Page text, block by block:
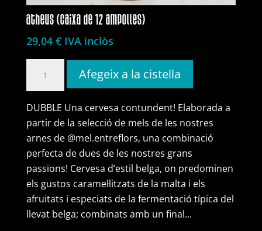
atheus (caixa de 12 ampolles)
29,04 € IVA inclòs
(caixa
de
12
ampolles)
Afegeix a la cistella
DUBBLE Una cervesa contundent! Elaborada a
partir de la selecció de mels de les nostres
arnes de @mel.entreflors, una combinació
perfecta de dues de les nostres grans
passions! Cervesa d’estil belga, on predominen
els gustos caramel·litzats de la malta i els
afruitats i especiats de la fermentació típica del
llevat belga; combinats amb un final...